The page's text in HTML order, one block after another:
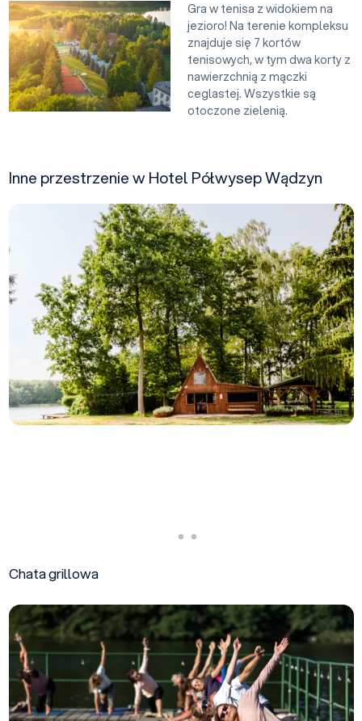
Gra w tenisa z widokiem na
jezioro! Na terenie kompleksu
znajduje się 7 kortów
tenisowych, w tym dwa korty z
nawierzchnią z mączki
ceglastej. Wszystkie są
otoczone zielenią.
Inne przestrzenie w Hotel Półwysep Wądzyn
Chata grillowa